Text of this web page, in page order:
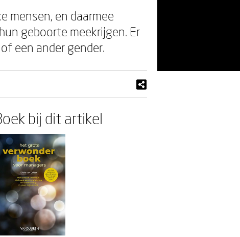
mensen, en daarmee
geboorte meekrijgen. Er
een ander gender.
bij dit artikel